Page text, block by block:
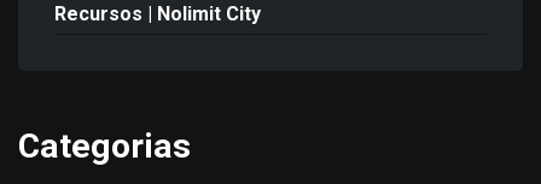
Recursos | Nolimit City
Categorias